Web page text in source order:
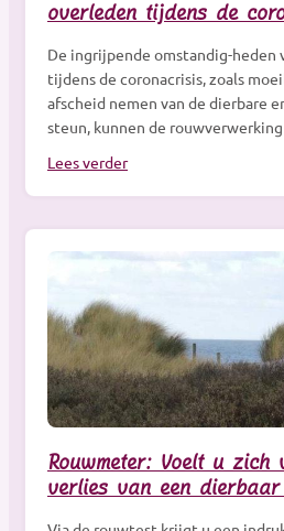
overleden tijdens de
De ingrijpende omstandig-heden
tijdens de coronacrisis, zoals
afscheid nemen van de dierbare
steun, kunnen de
Lees verder
Rouwmeter: Voelt u
verlies van een dierbaar